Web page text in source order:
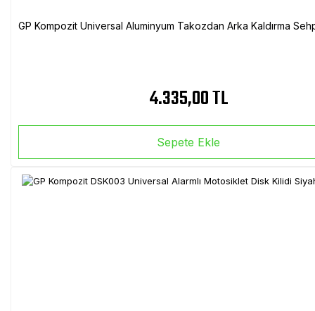
GP Kompozit Universal Aluminyum Takozdan Arka Kaldırma
4.335,00 TL
Sepete Ekle